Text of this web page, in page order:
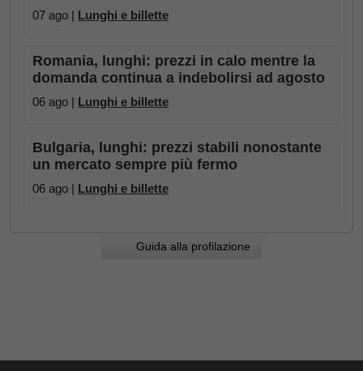
07 ago | Lunghi e billette
Romania, lunghi: prezzi in calo mentre la
domanda continua a indebolirsi ad agosto
06 ago | Lunghi e billette
Bulgaria, lunghi: prezzi stabili nonostante
un mercato sempre più fermo
06 ago | Lunghi e billette
Guida alla profilazione